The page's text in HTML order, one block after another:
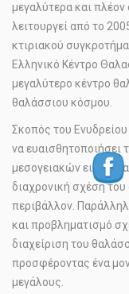
μεγαλύτερα και
λειτουργεί από το
κτιριακού
Ελληνικό Κέντρο
μεγαλύτερο κέντρο
θαλάσσιου κόσμου.
Σκοπός του
να ευαισθητοποιήσει
μεσογειακών ειδών
διαχρονική σχέση
περιβάλλον.
και προβληματισμό
διαχείριση του
προσφέροντας ένα
μεγάλους.